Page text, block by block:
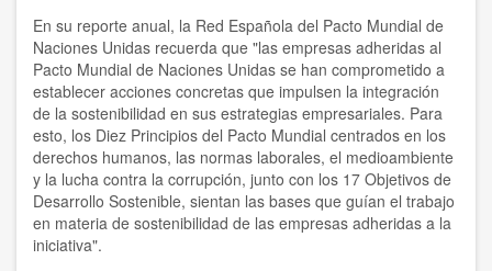
En su reporte anual, la Red Española del Pacto Mundial de
Naciones Unidas recuerda que "las empresas adheridas al
Pacto Mundial de Naciones Unidas se han comprometido a
establecer acciones concretas que impulsen la integración
de la sostenibilidad en sus estrategias empresariales. Para
esto, los Diez Principios del Pacto Mundial centrados en los
derechos humanos, las normas laborales, el medioambiente
y la lucha contra la corrupción, junto con los 17 Objetivos de
Desarrollo Sostenible, sientan las bases que guían el trabajo
en materia de sostenibilidad de las empresas adheridas a la
iniciativa".